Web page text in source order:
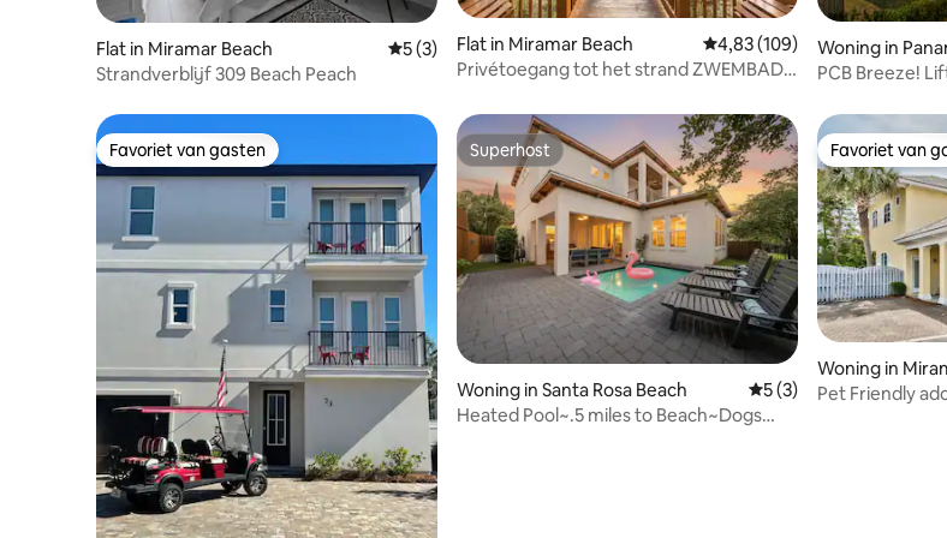
Flat in Miramar Beach Gemiddelde beoordeling van 5 op 5, 3 recensies
5 (3)
Strandverblijf 309 Beach Peach
Flat in Miramar Beach Gemiddelde beoordeling van
4,83 (109)
Privétoegang tot het strand ZWEMBAD
Woning in
PCB Breeze!
Favoriet van gasten
Favoriet van gasten Superhost
Superhost
Woning in Santa Rosa Beach Gemiddelde
5 (3)
Heated Pool~.5 miles to Beach~Dogs
Favoriet van
Favoriet van
Woning in
Pet Friendly